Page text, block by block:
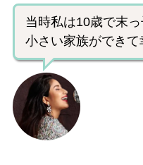
当時私は10歳で末
小さい家族ができて